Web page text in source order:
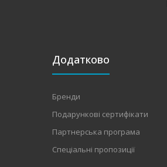
Додатково
Бренди
Подарункові сертифікати
Партнерська програма
Спеціальні пропозиції